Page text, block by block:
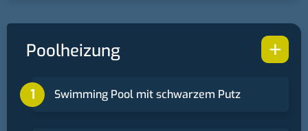
+
Poolheizung
Swimming Pool mit schwarzem Putz